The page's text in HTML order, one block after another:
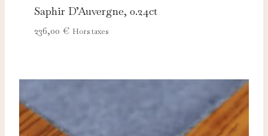
Saphir D’Auvergne, 0.24ct
236,00 € Hors taxes
du site et ne peuvent pas être désactivés.
Analytics
Ces cookies nous permettent de mesurer l'audience et
d'améliorer nos contenus (Google Analytics, Matomo…).